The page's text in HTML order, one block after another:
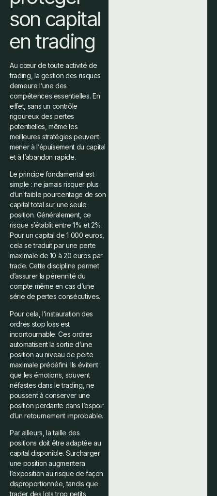
son capital
en trading
Au cœur de toute activité de
trading, la gestion des risques
demeure l’une des
compétences essentielles. En
effet, sans un contrôle
rigoureux des pertes
potentielles, même les
meilleures stratégies peuvent
mener à l’épuisement du capital
et à l’abandon rapide.
Le principe fondamental est
simple : ne jamais risquer plus
d’un faible pourcentage de son
capital total sur une seule
position. Généralement, ce
risque s’établit entre 1% et 2%.
Pour un capital de 1 000 euros,
cela se traduit par une perte
maximale de 10 à 20 euros par
trade. Cette discipline permet
d’assurer la pérennité du
compte même en cas d’une
série de pertes consécutives.
Pour cela, l’instauration des
ordres stop loss est
incontournable. Ces ordres
automatisent la sortie d’une
position au niveau de perte
maximale prédéfini. Ils évitent
que les émotions, souvent
néfastes dans le trading, ne
poussent à conserver une
position perdante dans l’espoir
d’un retournement improbable.
Par ailleurs, la taille des
positions doit être adaptée au
capital disponible. Surcharger
une position augmentera
l’exposition au risque de façon
disproportionnée, tandis que
trader des lots trop petits